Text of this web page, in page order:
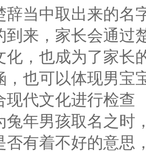
中取出来的名字
到来，家长会通过
化，也成为了家长
，也可以体现男宝
代文化进行检查
男孩取名之时，
否有着不好的意思